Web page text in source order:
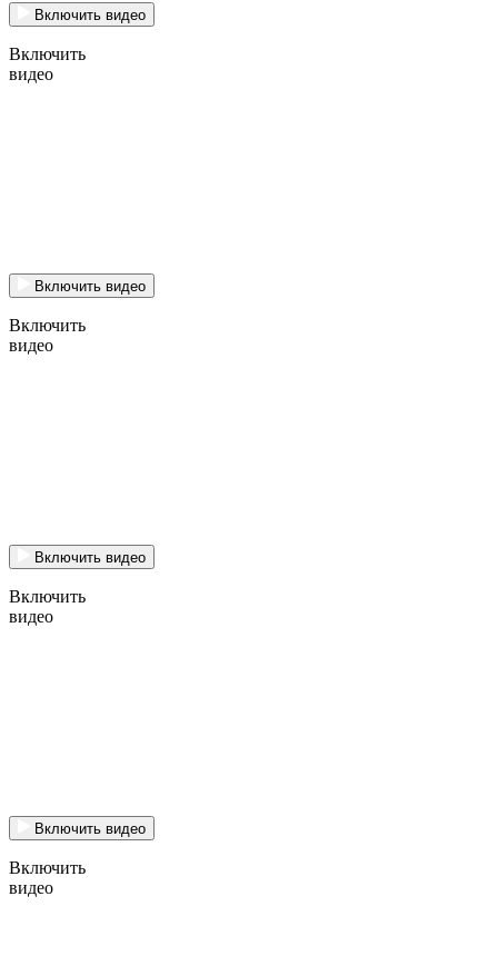
Включить видео
Включить
видео
Включить видео
Включить
видео
Включить видео
Включить
видео
Включить видео
Включить
видео